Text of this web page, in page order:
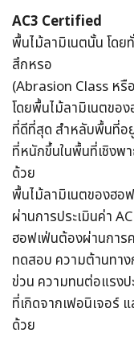
AC3 Certified
พื้นไม้ลามิเนตนั้น โดย
สึกหรอ
(Abrasion Class หรื
โดยพื้นไม้ลามิเนตขอ
ที่ดีที่สุด สำหลับพื้นที่อ
ที่หนักขึ้นในพื้นที่เชิงพ
ด้วย
พื้นไม้ลามิเนตของฮอ
ผ่านการประเมินค่า
ฮอฟเฟ่นต้องผ่านกา
ทดสอบ ความต้านทา
ข่วน ความทนต่อแรง
ที่เกิดจากเฟอนิเจอร์
ด้วย